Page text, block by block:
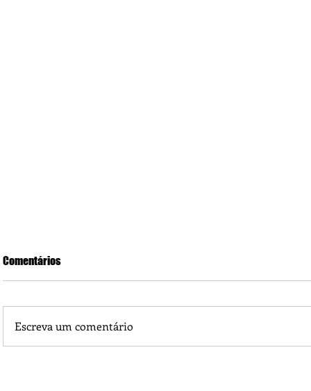
Comentários
Escreva um comentário